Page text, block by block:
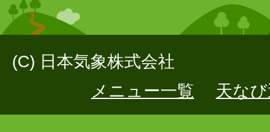
(C) 日本気象株式会社
メニュー一覧
天な